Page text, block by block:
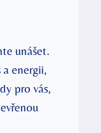
unášet.
energii,
pro vás,